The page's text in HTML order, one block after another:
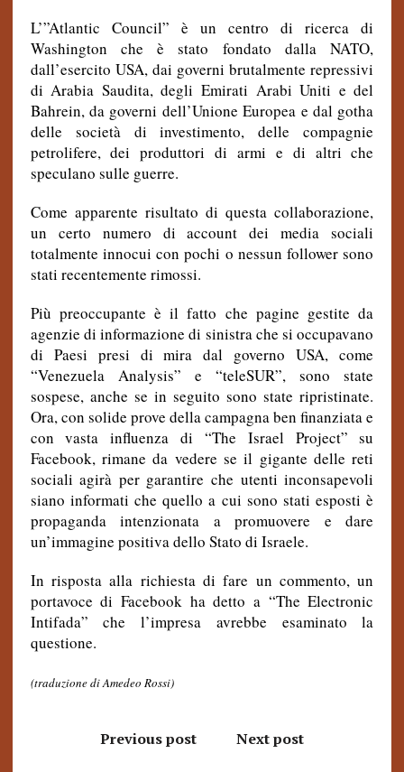
L’”Atlantic Council” è un centro di ricerca di
Washington che è stato fondato dalla NATO,
dall’esercito USA, dai governi brutalmente repressivi
di Arabia Saudita, degli Emirati Arabi Uniti e del
Bahrein, da governi dell’Unione Europea e dal gotha
delle società di investimento, delle compagnie
petrolifere, dei produttori di armi e di altri che
speculano sulle guerre.
Come apparente risultato di questa collaborazione,
un certo numero di account dei media sociali
totalmente innocui con pochi o nessun follower sono
stati recentemente rimossi.
Più preoccupante è il fatto che pagine gestite da
agenzie di informazione di sinistra che si occupavano
di Paesi presi di mira dal governo USA, come
“Venezuela Analysis” e “teleSUR”, sono state
sospese, anche se in seguito sono state ripristinate.
Ora, con solide prove della campagna ben finanziata e
con vasta influenza di “The Israel Project” su
Facebook, rimane da vedere se il gigante delle reti
sociali agirà per garantire che utenti inconsapevoli
siano informati che quello a cui sono stati esposti è
propaganda intenzionata a promuovere e dare
un’immagine positiva dello Stato di Israele.
In risposta alla richiesta di fare un commento, un
portavoce di Facebook ha detto a “The Electronic
Intifada” che l’impresa avrebbe esaminato la
questione.
(traduzione di Amedeo Rossi)
Previous post Next post